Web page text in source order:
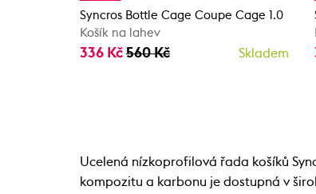
Syncros Bottle Cage Coupe Cage 1.0
Košík na lahev
336 Kč 560 Kč Skladem
Ucelená nízkoprofilová řada košíků
kompozitu a karbonu je dostupná v